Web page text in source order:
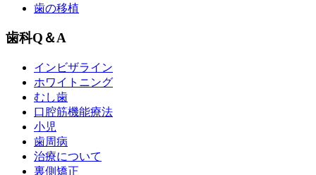
歯の移植
歯科Q＆A
インビザライン
ホワイトニング
むし歯
口腔筋機能療法
小児
歯周病
治療について
裏側矯正